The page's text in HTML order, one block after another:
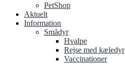
PetShop
Aktuelt
Information
Smådyr
Hvalpe
Rejse med kæledyr
Vaccinationer